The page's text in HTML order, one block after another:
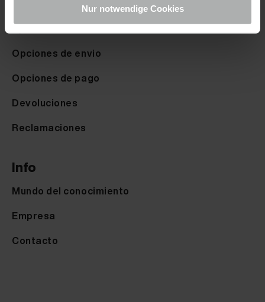
Nur notwendige Cookies
Derecho de desistimiento
Ayuda & FAQ
Opciones de envio
Opciones de pago
Devoluciones
Reclamaciones
Info
Mundo del conocimiento
Empresa
Contacto